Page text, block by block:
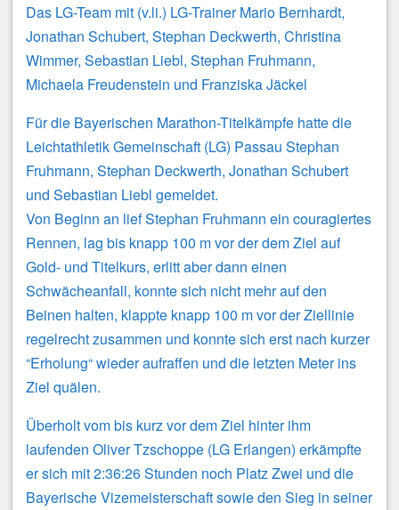
Das LG-Team mit (v.li.) LG-Trainer Mario Bernhardt,
Jonathan Schubert, Stephan Deckwerth, Christina
Wimmer, Sebastian Liebl, Stephan Fruhmann,
Michaela Freudenstein und Franziska Jäckel
Für die Bayerischen Marathon-Titelkämpfe hatte die
Leichtathletik Gemeinschaft (LG) Passau Stephan
Fruhmann, Stephan Deckwerth, Jonathan Schubert
und Sebastian Liebl gemeldet.
Von Beginn an lief Stephan Fruhmann ein couragiertes
Rennen, lag bis knapp 100 m vor der dem Ziel auf
Gold- und Titelkurs, erlitt aber dann einen
Schwächeanfall, konnte sich nicht mehr auf den
Beinen halten, klappte knapp 100 m vor der Ziellinie
regelrecht zusammen und konnte sich erst nach kurzer
“Erholung“ wieder aufraffen und die letzten Meter ins
Ziel quälen.
Überholt vom bis kurz vor dem Ziel hinter ihm
laufenden Oliver Tzschoppe (LG Erlangen) erkämpfte
er sich mit 2:36:26 Stunden noch Platz Zwei und die
Bayerische Vizemeisterschaft sowie den Sieg in seiner